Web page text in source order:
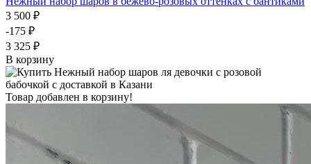
3 500 ₽
-175 ₽
3 325 ₽
В корзину
Товар добавлен в корзину!